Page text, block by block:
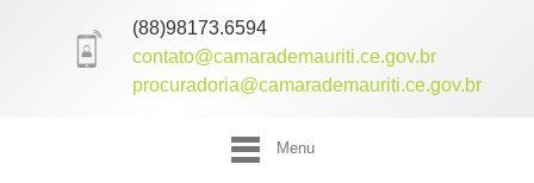
(88)98173.6594
contato@camarademauriti.ce.gov.br
procuradoria@camarademauriti.ce.gov.br
Menu